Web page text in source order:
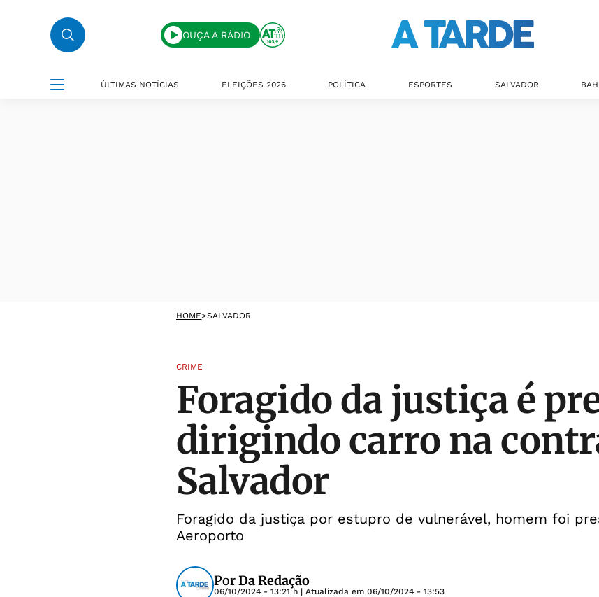
OUÇA A RÁDIO
ÚLTIMAS NOTÍCIAS ELEIÇÕES 2026 POLÍTICA ESPORTES SALVADOR
HOME>SALVADOR
CRIME
Foragido da justiça é
dirigindo carro na
Salvador
Foragido da justiça por estupro de vulnerável, homem foi
Aeroporto
PorDa Redação
06/10/2024 - 13:21 h | Atualizada em 06/10/2024 - 13:53